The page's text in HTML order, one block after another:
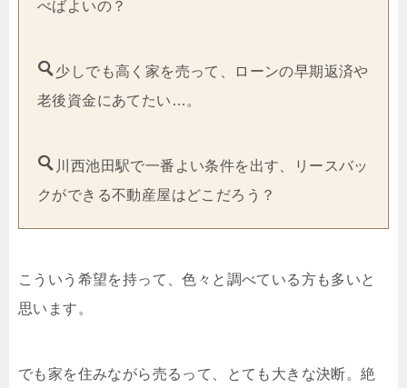
べばよいの？
少しでも高く家を売って、ローンの早期返済や
老後資金にあてたい…。
川西池田駅で一番よい条件を出す、リースバッ
クができる不動産屋はどこだろう？
こういう希望を持って、色々と調べている方も多いと
思います。
でも家を住みながら売るって、とても大きな決断。絶